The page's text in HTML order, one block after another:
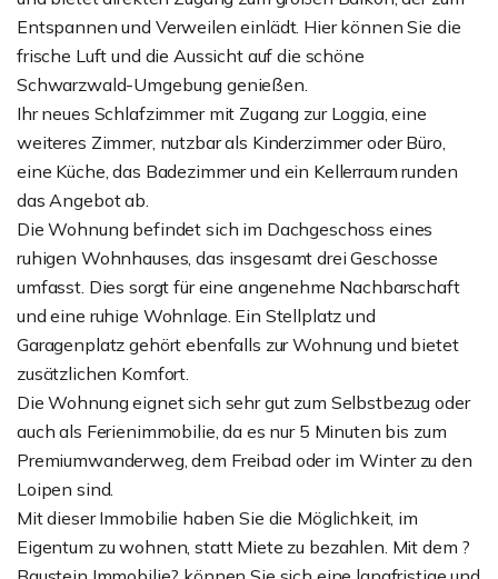
Entspannen und Verweilen einlädt. Hier können Sie die
frische Luft und die Aussicht auf die schöne
Schwarzwald-Umgebung genießen.
Ihr neues Schlafzimmer mit Zugang zur Loggia, eine
weiteres Zimmer, nutzbar als Kinderzimmer oder Büro,
eine Küche, das Badezimmer und ein Kellerraum runden
das Angebot ab.
Die Wohnung befindet sich im Dachgeschoss eines
ruhigen Wohnhauses, das insgesamt drei Geschosse
umfasst. Dies sorgt für eine angenehme Nachbarschaft
und eine ruhige Wohnlage. Ein Stellplatz und
Garagenplatz gehört ebenfalls zur Wohnung und bietet
zusätzlichen Komfort.
Die Wohnung eignet sich sehr gut zum Selbstbezug oder
auch als Ferienimmobilie, da es nur 5 Minuten bis zum
Premiumwanderweg, dem Freibad oder im Winter zu den
Loipen sind.
Mit dieser Immobilie haben Sie die Möglichkeit, im
Eigentum zu wohnen, statt Miete zu bezahlen. Mit dem ?